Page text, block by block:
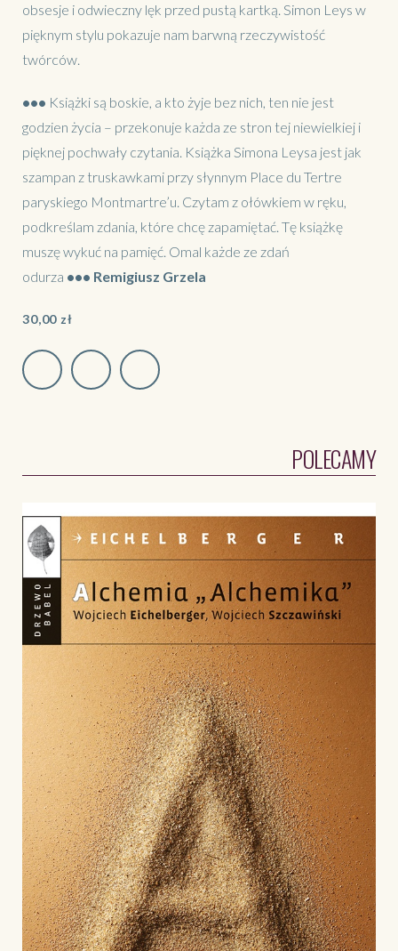
obsesje i odwieczny lęk przed pustą kartką. Simon Leys w
pięknym stylu pokazuje nam barwną rzeczywistość
twórców.
••• Książki są boskie, a kto żyje bez nich, ten nie jest
godzien życia – przekonuje każda ze stron tej niewielkiej i
pięknej pochwały czytania. Książka Simona Leysa jest jak
szampan z truskawkami przy słynnym Place du Tertre
paryskiego Montmartre’u. Czytam z ołówkiem w ręku,
podkreślam zdania, które chcę zapamiętać. Tę książkę
muszę wykuć na pamięć. Omal każde ze zdań
odurza ••• Remigiusz Grzela
30,00 zł
POLECAMY